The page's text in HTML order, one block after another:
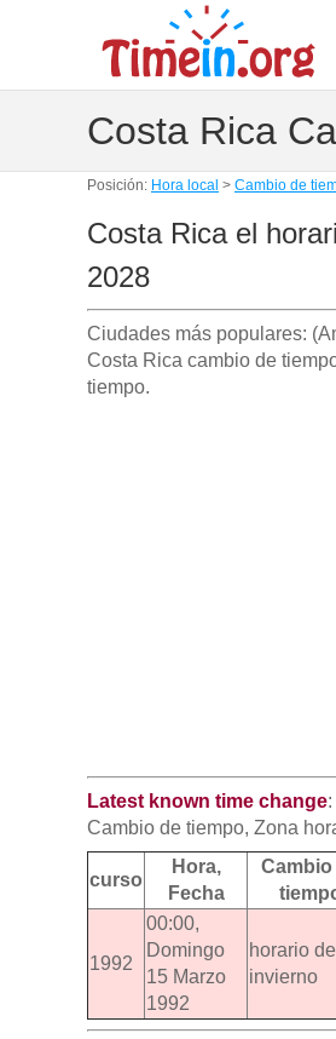
Costa Rica
Posición: Hora local > Cambio de
Costa Rica el
2028
Ciudades más populares:
Costa Rica cambio de
tiempo.
Latest known time change:
Cambio de tiempo, Zona
curso
Hora,
Fecha
Cambio
1992
00:00,
Domingo
15 Marzo
1992
horario de
invierno